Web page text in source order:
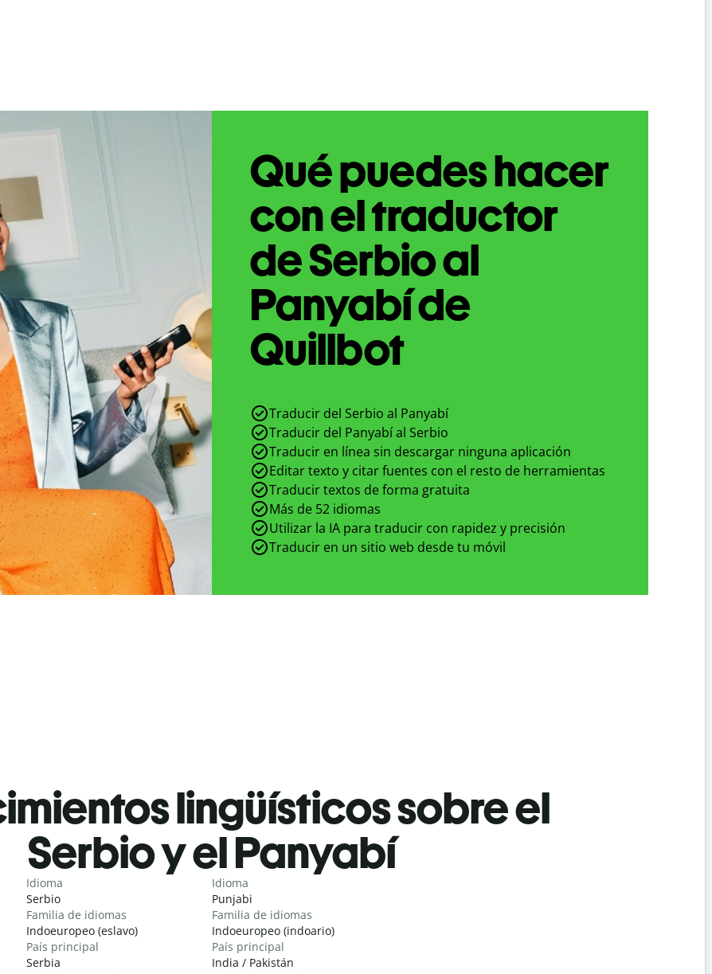
Qué puedes hacer
con el traductor
de Serbio al
Panyabí de
Quillbot
Traducir del Serbio al Panyabí
Traducir del Panyabí al Serbio
Traducir en línea sin descargar ninguna aplicación
Editar texto y citar fuentes con el resto de herramientas
Traducir textos de forma gratuita
Más de 52 idiomas
Utilizar la IA para traducir con rapidez y precisión
Traducir en un sitio web desde tu móvil
lingüísticos sobre el
Serbio y el Panyabí
Idioma
Serbio
Familia de idiomas
Indoeuropeo (eslavo)
País principal
Serbia
Idioma
Punjabi
Familia de idiomas
Indoeuropeo (indoario)
País principal
India / Pakistán